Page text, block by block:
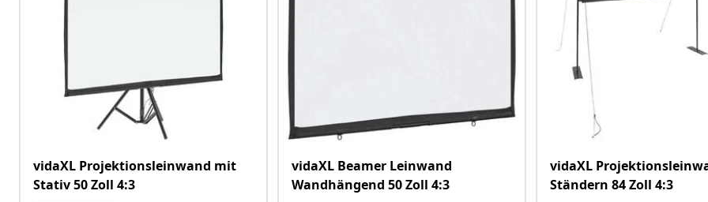
vidaXL Projektionsleinwand mit
Stativ 50 Zoll 4:3
vidaXL Beamer Leinwand
Wandhängend 50 Zoll 4:3
vidaXL
Ständern 84 Zoll 4:3